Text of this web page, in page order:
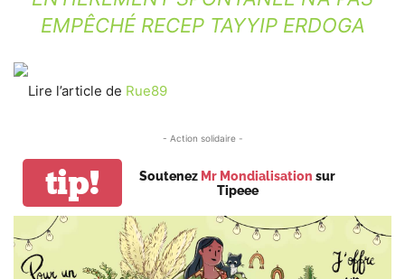
EMPÊCHÉ RECEP TAYYIP ERDOGA
Lire l’article de Rue89
- Action solidaire -
tip! Soutenez Mr Mondialisation sur
Tipeee